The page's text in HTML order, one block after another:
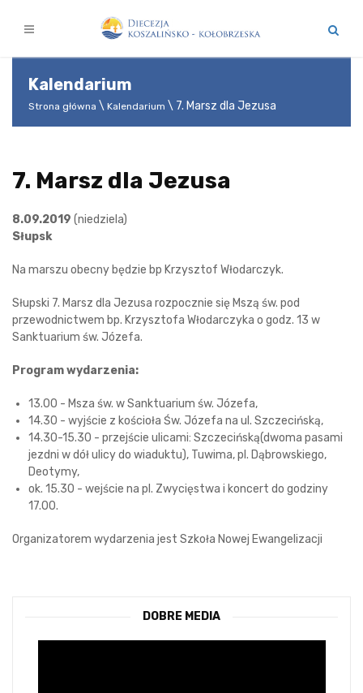
Kalendarium
Strona główna Kalendarium 7. Marsz dla Jezusa
7. Marsz dla Jezusa
8.09.2019 (niedziela)
Słupsk
Na marszu obecny będzie bp Krzysztof Włodarczyk.
Słupski 7. Marsz dla Jezusa rozpocznie się Mszą św. pod
przewodnictwem bp. Krzysztofa Włodarczyka o godz. 13 w
Sanktuarium św. Józefa.
Program wydarzenia:
13.00 - Msza św. w Sanktuarium św. Józefa,
14.30 - wyjście z kościoła Św. Józefa na ul. Szczecińską,
14.30-15.30 - przejście ulicami: Szczecińską(dwoma pasami
jezdni w dół ulicy do wiaduktu), Tuwima, pl. Dąbrowskiego,
Deotymy,
ok. 15.30 - wejście na pl. Zwycięstwa i koncert do godziny
17.00.
Organizatorem wydarzenia jest Szkoła Nowej Ewangelizacji
DOBRE MEDIA